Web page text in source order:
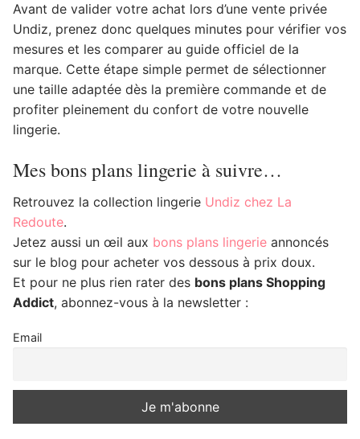
Avant de valider votre achat lors d’une vente privée
Undiz, prenez donc quelques minutes pour vérifier vos
mesures et les comparer au guide officiel de la
marque. Cette étape simple permet de sélectionner
une taille adaptée dès la première commande et de
profiter pleinement du confort de votre nouvelle
lingerie.
Mes bons plans lingerie à suivre…
Retrouvez la collection lingerie Undiz chez La
Redoute.
Jetez aussi un œil aux bons plans lingerie annoncés
sur le blog pour acheter vos dessous à prix doux.
Et pour ne plus rien rater des bons plans Shopping
Addict, abonnez-vous à la newsletter :
Email